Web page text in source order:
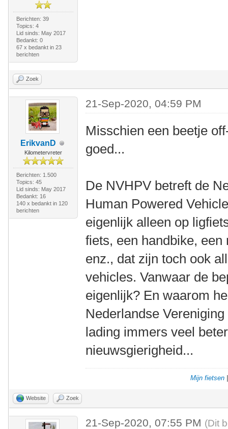
Berichten: 39
Topics: 4
Lid sinds: May 2017
Bedankt: 0
67 x bedankt in 23
berichten
Zoek
ErikvanD
Kilometervreter
Berichten: 1.500
Topics: 45
Lid sinds: May 2017
Bedankt: 16
140 x bedankt in 120
berichten
21-Sep-2020, 04:59 PM
Misschien een beetje
goed...
De NVHPV betreft de
Human Powered
eigenlijk alleen op
fiets, een handbike,
enz., dat zijn toch ook
vehicles. Vanwaar de
eigenlijk? En waarom
Nederlandse
lading immers veel
nieuwsgierigheid...
Mijn fietsen
Website Zoek
21-Sep-2020, 07:55 PM (Dit